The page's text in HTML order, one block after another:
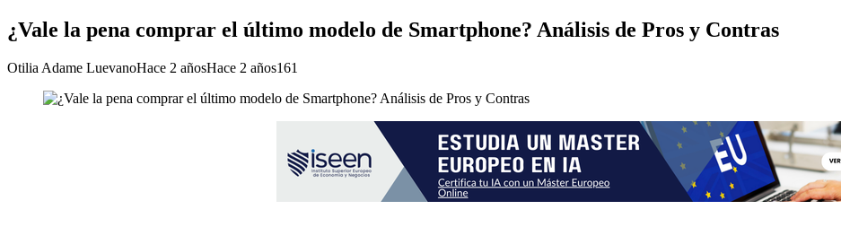
¿Vale la pena comprar el último modelo de Smartphone? Análisis de Pros y Contras
Otilia Adame LuevanoHace 2 añosHace 2 años161